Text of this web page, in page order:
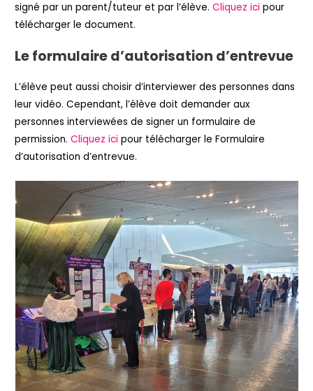
signé par un parent/tuteur et par l’élève.Cliquez ici pour
télécharger le document.
Le formulaire d’autorisation d’entrevue
L’élève peut aussi choisir d’interviewer des personnes dans
leur vidéo. Cependant, l’élève doit demander aux
personnes interviewées de signer un formulaire de
permission.Cliquez ici pour télécharger le Formulaire
d’autorisation d’entrevue.